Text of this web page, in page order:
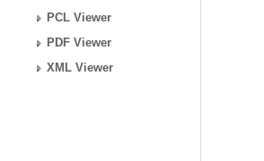
PCL Viewer
PDF Viewer
XML Viewer